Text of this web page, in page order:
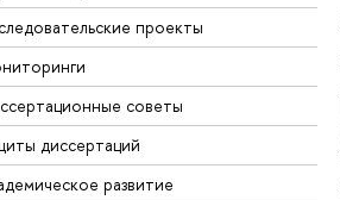
проекты
советы
диссертаций
развитие